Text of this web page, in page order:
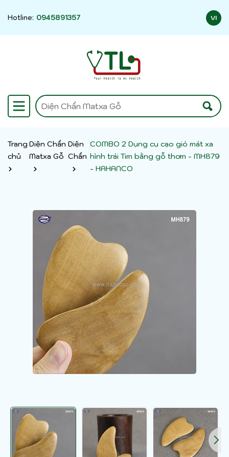
Hotline: 0945891357 VI
Trang
chủ
Diện Chẩn
Matxa Gỗ
Diện
Chẩn
COMBO 2 Dụng cụ cạo gió mát xa
hình trái Tim bằng gỗ thơm - MH879
- HAHANCO